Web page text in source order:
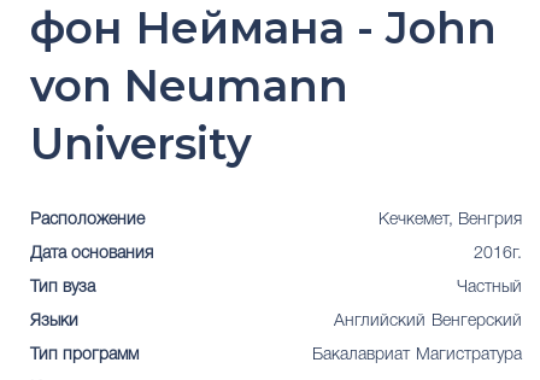
фон Неймана - John
von Neumann
University
Расположение Кечкемет, Венгрия
Дата основания 2016г.
Тип вуза Частный
Языки Английский Венгерский
Тип программ Бакалавриат Магистратура